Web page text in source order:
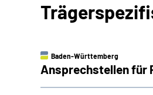
Baden-Württemberg
Ansprechstellen für